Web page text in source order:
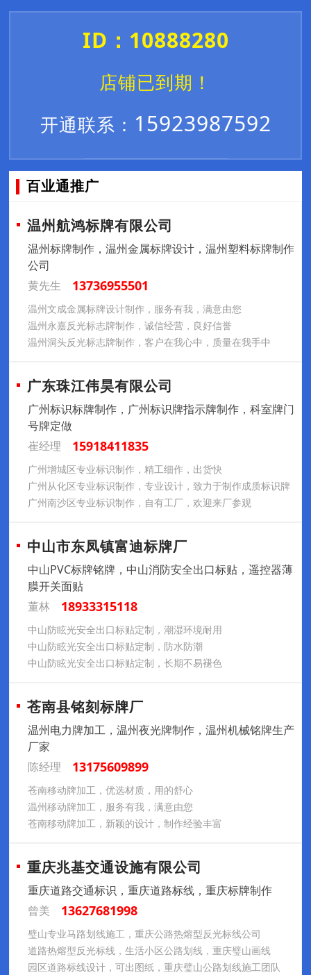
ID：10888280
店铺已到期！
开通联系： 15923987592
百业通推广
温州航鸿标牌有限公司
温州标牌制作，温州金属标牌设计，温州塑料标牌制作
公司
黄先生
13736955501
温州文成金属标牌设计制作，服务有我，满意由您
温州永嘉反光标志牌制作，诚信经营，良好信誉
温州洞头反光标志牌制作，客户在我心中，质量在我手中
广东珠江伟昊有限公司
广州标识标牌制作，广州标识牌指示牌制作，科室牌门
号牌定做
崔经理
15918411835
广州增城区专业标识制作，精工细作，出货快
广州从化区专业标识制作，专业设计，致力于制作成质标识牌
广州南沙区专业标识制作，自有工厂，欢迎来厂参观
中山市东凤镇富迪标牌厂
中山PVC标牌铭牌，中山消防安全出口标贴，遥控器薄
膜开关面贴
董林
18933315118
中山防眩光安全出口标贴定制，潮湿环境耐用
中山防眩光安全出口标贴定制，防水防潮
中山防眩光安全出口标贴定制，长期不易褪色
苍南县铭刻标牌厂
温州电力牌加工，温州夜光牌制作，温州机械铭牌生产
厂家
陈经理
13175609899
苍南移动牌加工，优选材质，用的舒心
温州移动牌加工，服务有我，满意由您
苍南移动牌加工，新颖的设计，制作经验丰富
重庆兆基交通设施有限公司
重庆道路交通标识，重庆道路标线，重庆标牌制作
曾美
13627681998
璧山专业马路划线施工，重庆公路热熔型反光标线公司
道路热熔型反光标线，生活小区公路划线，重庆璧山画线
园区道路标线设计，可出图纸，重庆璧山公路划线施工团队